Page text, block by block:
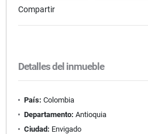
Compartir
Detalles del inmueble
País: Colombia
Departamento: Antioquia
Ciudad: Envigado